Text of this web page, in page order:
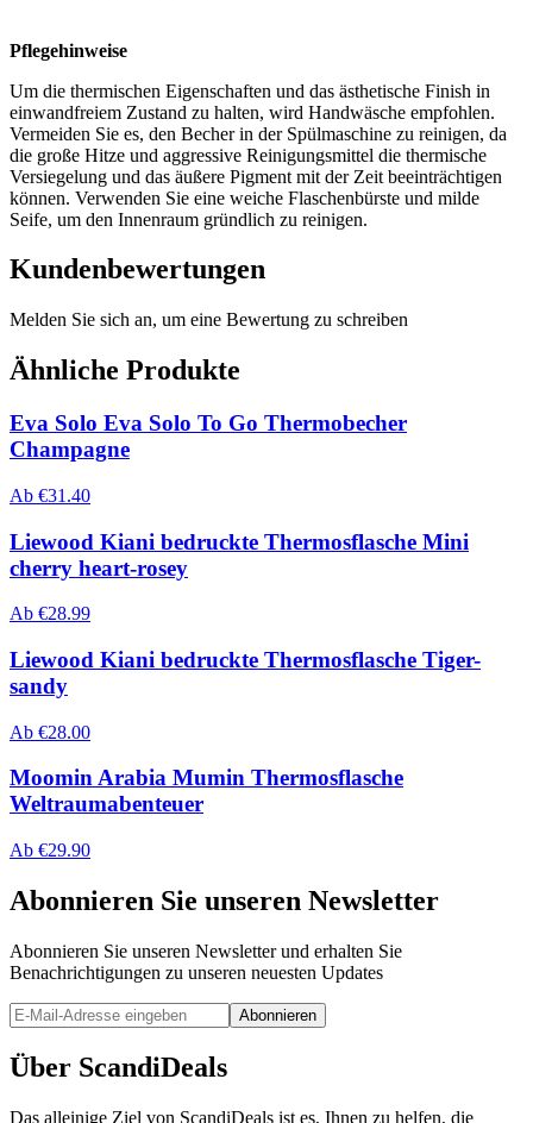
Pflegehinweise
Um die thermischen Eigenschaften und das ästhetische Finish in
einwandfreiem Zustand zu halten, wird Handwäsche empfohlen.
Vermeiden Sie es, den Becher in der Spülmaschine zu reinigen, da
die große Hitze und aggressive Reinigungsmittel die thermische
Versiegelung und das äußere Pigment mit der Zeit beeinträchtigen
können. Verwenden Sie eine weiche Flaschenbürste und milde
Seife, um den Innenraum gründlich zu reinigen.
Kundenbewertungen
Melden Sie sich an, um eine Bewertung zu schreiben
Ähnliche Produkte
Eva Solo Eva Solo To Go Thermobecher
Champagne
Ab €31.40
Liewood Kiani bedruckte Thermosflasche Mini
cherry heart-rosey
Ab €28.99
Liewood Kiani bedruckte Thermosflasche Tiger-
sandy
Ab €28.00
Moomin Arabia Mumin Thermosflasche
Weltraumabenteuer
Ab €29.90
Abonnieren Sie unseren Newsletter
Abonnieren Sie unseren Newsletter und erhalten Sie
Benachrichtigungen zu unseren neuesten Updates
Abonnieren
Über ScandiDeals
Das alleinige Ziel von ScandiDeals ist es, Ihnen zu helfen, die